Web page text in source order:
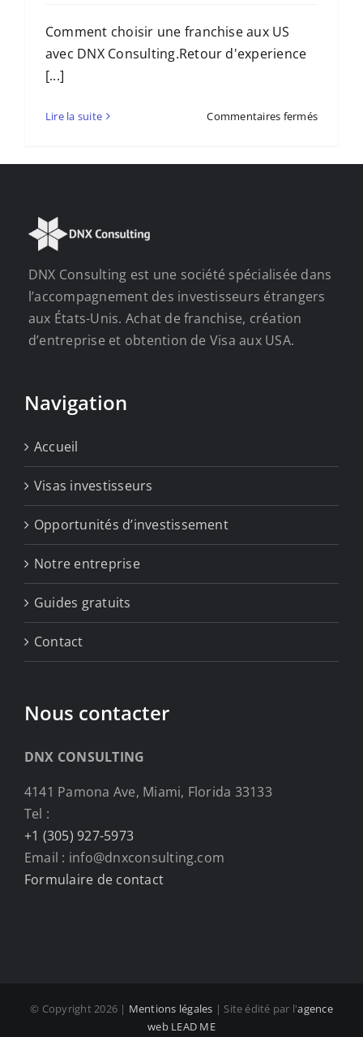
Comment choisir une franchise aux US
avec DNX Consulting.Retour d'experience
[...]
Lire la suite Commentaires ferméssur
franchise
de
DNX Consulting est une société spécialisée dans
l’accompagnement des investisseurs étrangers
aux États-Unis. Achat de franchise, création
d’entreprise et obtention de Visa aux USA.
Navigation
Accueil
Visas investisseurs
Opportunités d’investissement
Notre entreprise
Guides gratuits
Contact
Nous contacter
DNX CONSULTING
4141 Pamona Ave, Miami, Florida 33133
Tel :
+1 (305) 927-5973
Email : info@dnxconsulting.com
Formulaire de contact
© Copyright 2026 | Mentions légales | Site édité par l'agence
web LEAD ME